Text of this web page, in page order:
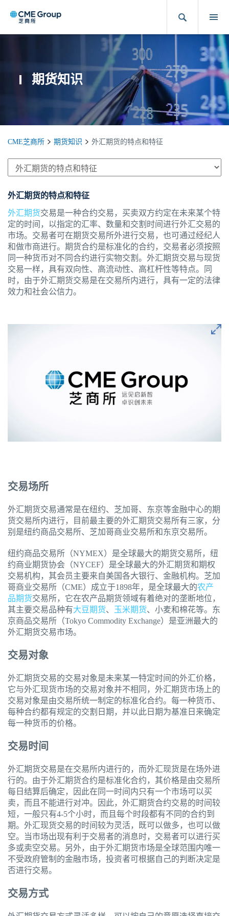
期货知识
CME芝商所 期货知识 外汇期货的特点和特征
外汇期货的特点和特征
外汇期货交易是一种合约交易，买卖双方约定在未来某个特
定的时间，以指定的汇率、数量和交割时间进行外汇交易的
市场。交易者可在期货交易所外进行交易，也可通过经纪人
和做市商进行。期货合约是标准化的合约，交易者必须按照
同一种货币对不同合约进行实物交割。外汇期货交易与现货
交易一样，具有双向性、高流动性、高杠杆性等特点。同
时，由于外汇期货交易是在交易所内进行，具有一定的法律
效力和社会公信力。
交易场所
外汇期货交易通常是在纽约、芝加哥、东京等金融中心的期
货交易所内进行，目前最主要的外汇期货交易所有三家，分
别是纽约商品交易所、芝加哥商业交易所和东京交易所。
纽约商品交易所（NYMEX）是全球最大的期货交易所，纽
约商业期货协会（NYCEF）是全球最大的外汇期货和期权
交易机构，其会员主要来自美国各大银行、金融机构。芝加
哥商业交易所（CME）成立于1898年，是全球最大的农产
品期货交易所，它在农产品期货领域有着绝对的垄断地位，
其主要交易品种有大豆期货、 玉米期货、小麦和棉花等。东
京商品交易所（Tokyo Commodity Exchange）是亚洲最大的
外汇期货交易市场。
交易对象
外汇期货交易的交易对象是未来某一特定时间的外汇价格，
它与外汇现货市场的交易对象并不相同，外汇期货市场上的
交易对象是由交易所统一制定的标准化合约。每一种货币、
每种合约都有规定的交割日期，并以此日期为基准日来确定
每一种货币的价格。
交易时间
外汇期货交易是在交易所内进行的，而外汇现货是在场外进
行的。由于外汇期货合约是标准化合约，其价格是由交易所
每日结算后确定，因此在同一时间内只有一个市场可以买
卖，而且不能进行对冲。因此，外汇期货合约交易的时间较
短，一般只有4-5个小时，而且每个时段都有不同的合约到
期。外汇现货交易的时间较为灵活，既可以做多，也可以做
空。当市场出现有利于交易者的消息时，交易者可以进行买
多或卖空交易。另外，由于外汇期货市场是全球范围内唯一
不受政府管制的金融市场，投资者可根据自己的判断决定是
否进行交易。
交易方式